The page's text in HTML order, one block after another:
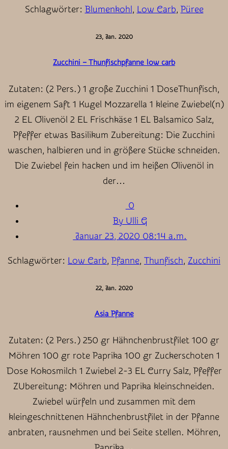
Schlagwörter: Blumenkohl, Low Carb, Püree
23, Jan. 2020
Zucchini – Thunfischpfanne low carb
Zutaten: (2 Pers.) 1 große Zucchini 1 DoseThunfisch,
im eigenem Saft 1 Kugel Mozzarella 1 kleine Zwiebel(n)
2 EL Olivenöl 2 EL Frischkäse 1 EL Balsamico Salz,
Pfeffer etwas Basilikum Zubereitung: Die Zucchini
waschen, halbieren und in größere Stücke schneiden.
Die Zwiebel fein hacken und im heißen Olivenöl in
der…
0
By Ulli G
Januar 23, 2020 08:14 a.m.
Schlagwörter: Low Carb, Pfanne, Thunfisch, Zucchini
22, Jan. 2020
Asia Pfanne
Zutaten: (2 Pers.) 250 gr Hähnchenbrustfilet 100 gr
Möhren 100 gr rote Paprika 100 gr Zuckerschoten 1
Dose Kokosmilch 1 Zwiebel 2-3 EL Curry Salz, Pfeffer
ZUbereitung: Möhren und Paprika kleinschneiden.
Zwiebel würfeln und zusammen mit dem
kleingeschnittenen Hähnchenbrustfilet in der Pfanne
anbraten, rausnehmen und bei Seite stellen. Möhren,